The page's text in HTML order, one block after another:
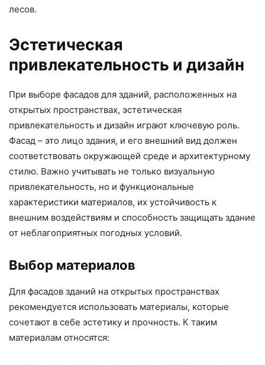
лесов.
Эстетическая
привлекательность и дизайн
При выборе фасадов для зданий, расположенных на
открытых пространствах, эстетическая
привлекательность и дизайн играют ключевую роль.
Фасад – это лицо здания, и его внешний вид должен
соответствовать окружающей среде и архитектурному
стилю. Важно учитывать не только визуальную
привлекательность, но и функциональные
характеристики материалов, их устойчивость к
внешним воздействиям и способность защищать здание
от неблагоприятных погодных условий.
Выбор материалов
Для фасадов зданий на открытых пространствах
рекомендуется использовать материалы, которые
сочетают в себе эстетику и прочность. К таким
материалам относятся: